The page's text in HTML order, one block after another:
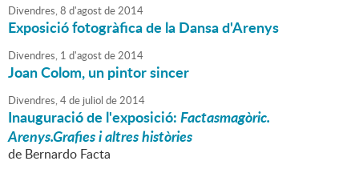
Divendres,8 d'agostde2014
Exposició fotogràfica de la Dansa d'Arenys
Divendres, 1 d'agostde2014
Joan Colom, un pintor sincer
Divendres,4de juliol de2014
Inauguració de l'exposició:Factasmagòric.
Arenys.Grafies i altres històries
de Bernardo Facta